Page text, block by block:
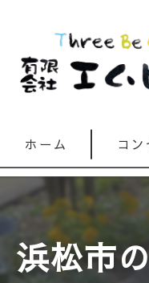
ホーム コン
浜松市